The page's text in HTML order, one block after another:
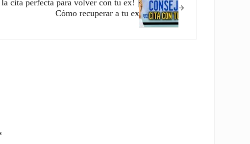
la cita perfecta para volver con tu ex! |
Cómo recuperar a tu ex